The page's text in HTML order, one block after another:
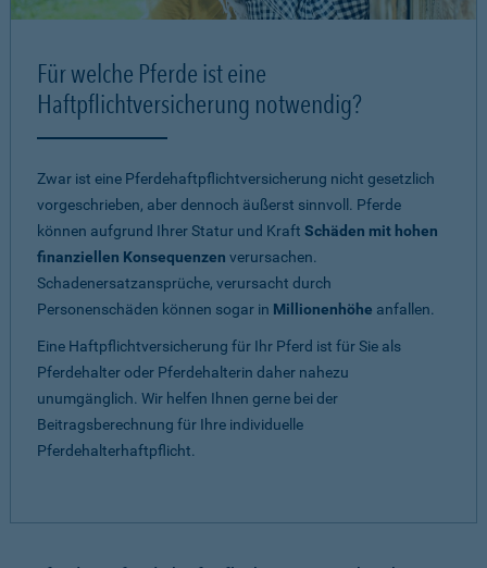
Für welche Pferde ist eine
Haftpflichtversicherung notwendig?
Zwar ist eine Pferdehaftpflichtversicherung nicht gesetzlich
vorgeschrieben, aber dennoch äußerst sinnvoll. Pferde
können aufgrund Ihrer Statur und Kraft Schäden mit hohen
finanziellen Konsequenzen verursachen.
Schadenersatzansprüche, verursacht durch
Personenschäden können sogar in Millionenhöhe anfallen.
Eine Haftpflichtversicherung für Ihr Pferd ist für Sie als
Pferdehalter oder Pferdehalterin daher nahezu
unumgänglich. Wir helfen Ihnen gerne bei der
Beitragsberechnung für Ihre individuelle
Pferdehalterhaftpflicht.